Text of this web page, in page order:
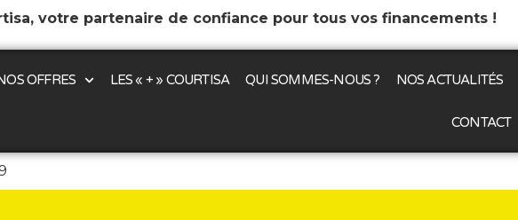
votre partenaire de confiance pour tous vos financements !
OFFRES LES « + » COURTISA QUI SOMMES-NOUS ? NOS ACTUALITÉS
CONTACT